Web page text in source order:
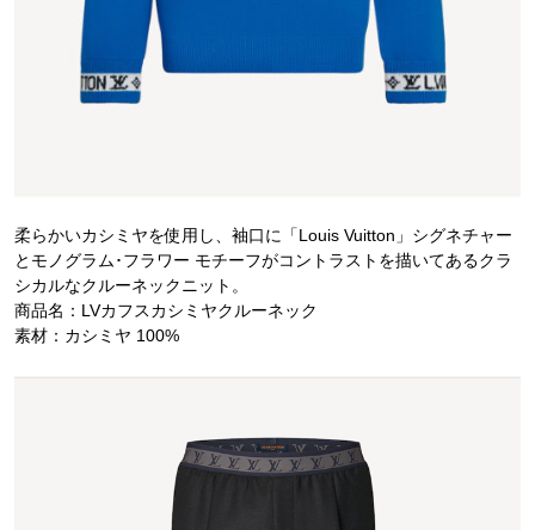
柔らかいカシミヤを使用し、袖口に「Louis Vuitton」シグネチャー
とモノグラム･フラワー モチーフがコントラストを描いてあるクラ
シカルなクルーネックニット。
商品名：LVカフスカシミヤクルーネック
素材：カシミヤ 100%